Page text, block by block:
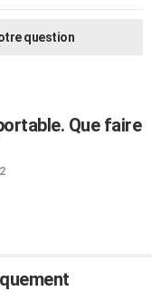
question
Que faire